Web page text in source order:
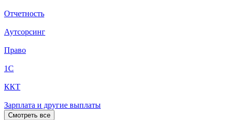
Отчетность
Аутсорсинг
Право
1С
ККТ
Зарплата и другие выплаты
Смотреть все